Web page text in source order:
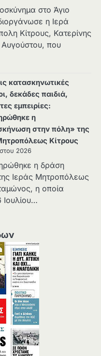
στο Άγιο
η Ιερά
Κίτρους, Κατερίνης
Αυγούστου, που
κατασκηνωτικές
δεκάδες παιδιά,
εμπειρίες:
η
στην πόλη» της
Κίτρους
2026
η δράση
Ιεράς Μητροπόλεως
η οποία
Ιουλίου…